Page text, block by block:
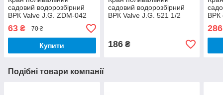
садовий водорозбірний
ВРК Valve J.G. ZDM-042
1/2 дюйми зі штуцером 10
см пластик
63 ₴ 70 ₴
Купити
садовий водорозбірний
ВРК Valve J.G. 521 1/2
хром
186₴
ВРК
286
Подібні товари компанії